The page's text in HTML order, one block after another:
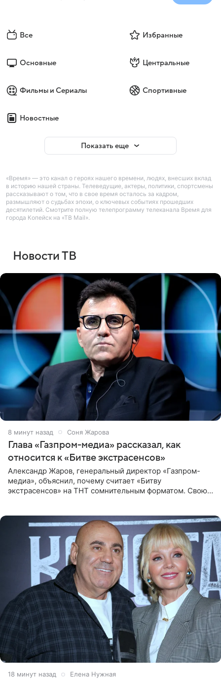
Все Избранные
Основные Центральные
Фильмы и Сериалы Спортивные
Новостные
Показать еще
«Время» — это канал о героях нашего времени, людях, внесших вклад
в историю нашей страны. Телеведущие, актеры, политики, спортсмены
рассказывают о том, что в свое время осталось за кадром,
размышляют о судьбах эпохи, о ключевых событиях прошедших
десятилетий. Смотрите полную телепрограмму телеканала Время для
города Копейск на «ТВ Mail».
Новости ТВ
8 минут назад Соня Жарова
Глава «Газпром-медиа» рассказал, как
относится к «Битве экстрасенсов»
Александр Жаров, генеральный директор «Газпром-
медиа», объяснил, почему считает «Битву
экстрасенсов» на ТНТ сомнительным форматом. Свою
18 минут назад Елена Нужная